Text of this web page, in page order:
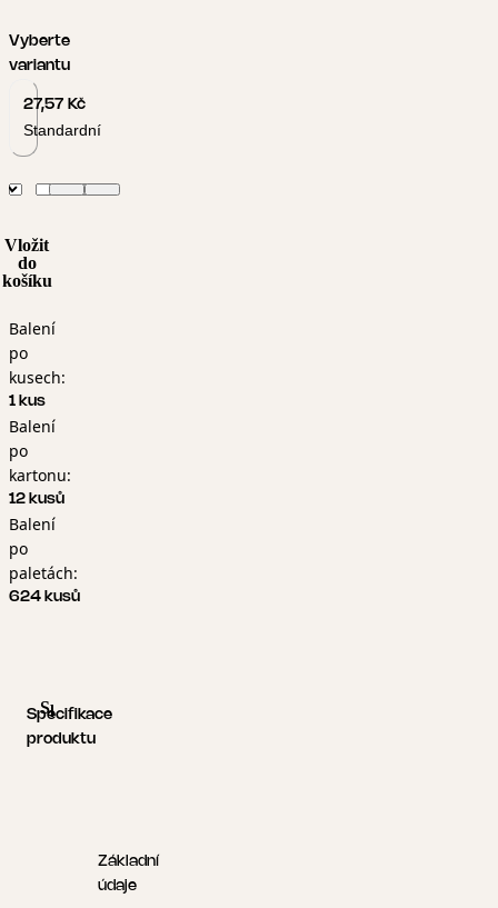
Vyberte
variantu
27,57 Kč
Standardní
Vložit
do
košíku
Balení
po
kusech:
1 kus
Balení
po
kartonu:
12 kusů
Balení
po
paletách:
624 kusů
Specifikace produktu
Specifikace
produktu
Základní
údaje